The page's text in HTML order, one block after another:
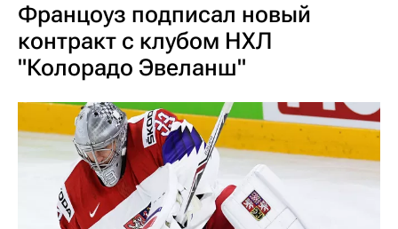
Францоуз подписал новый
контракт с клубом НХЛ
"Колорадо Эвеланш"